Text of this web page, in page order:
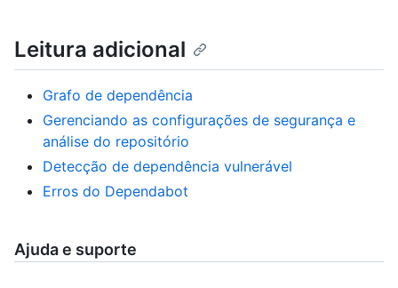
Leitura adicional
Grafo de dependência
Gerenciando as configurações de segurança e
análise do repositório
Detecção de dependência vulnerável
Erros do Dependabot
Ajuda e suporte